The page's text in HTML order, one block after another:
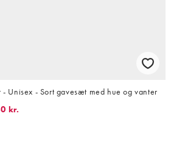
- Unisex - Sort gavesæt med hue og vanter
kr.